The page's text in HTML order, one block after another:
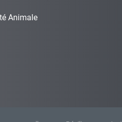
Animale